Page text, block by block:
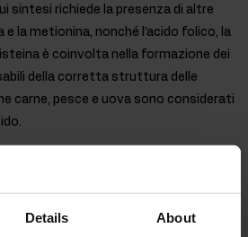
Details About
sintesi richiede la presenza di altre
e la metionina, nonché l'acido folico, la
è coinvolta nella formazione dei
della corretta struttura delle
carne, pesce e uova sono considerati
dal